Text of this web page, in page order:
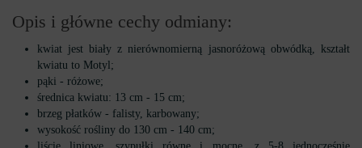
Opis i główne cechy odmiany:
kwiat jest biały z nierównomierną jasnoróżową obwódką, kształt
kwiatu to Motyl;
pąki - różowe;
średnica kwiatu: 13 cm - 15 cm;
brzeg płatków - falisty, karbowany;
wysokość rośliny do 130 cm - 140 cm;